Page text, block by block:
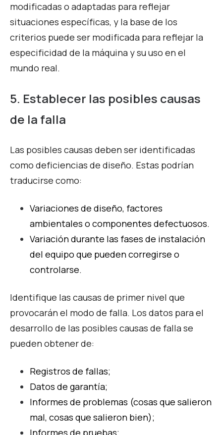
modificadas o adaptadas para reflejar
situaciones específicas, y la base de los
criterios puede ser modificada para reflejar la
especificidad de la máquina y su uso en el
mundo real.
5. Establecer las posibles causas
de la falla
Las posibles causas deben ser identificadas
como deficiencias de diseño. Estas podrían
traducirse como:
Variaciones de diseño, factores
ambientales o componentes defectuosos.
Variación durante las fases de instalación
del equipo que pueden corregirse o
controlarse.
Identifique las causas de primer nivel que
provocarán el modo de falla. Los datos para el
desarrollo de las posibles causas de falla se
pueden obtener de:
Registros de fallas;
Datos de garantía;
Informes de problemas (cosas que salieron
mal, cosas que salieron bien);